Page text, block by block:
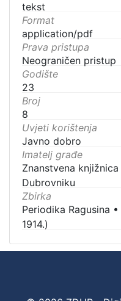
tekst
Format
application/pdf
Prava pristupa
Neograničen pristup
Godište
23
Broj
8
Uvjeti korištenja
Javno dobro
Imatelj građe
Znanstvena
Dubrovniku
Zbirka
Periodika Ragusina •
1914.)